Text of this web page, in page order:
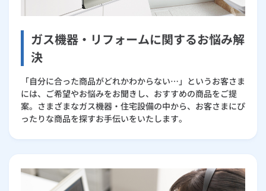
ガス機器・リフォームに関するお悩み解
決
「自分に合った商品がどれかわからない…」というお客さま
には、ご希望やお悩みをお聞きし、おすすめの商品をご提
案。さまざまなガス機器・住宅設備の中から、お客さまにぴ
ったりな商品を探すお手伝いをいたします。